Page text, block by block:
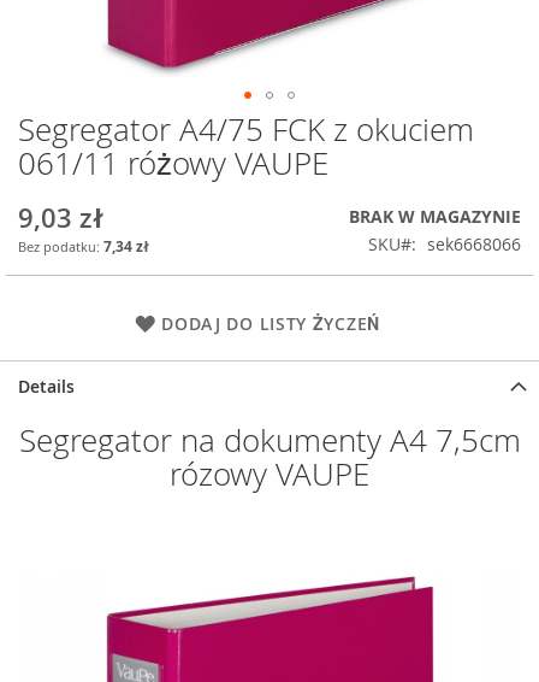
Przejdź
na
początek
Segregator A4/75 FCK z okuciem
061/11 różowy VAUPE
9,03 zł
7,34 zł
BRAK W MAGAZYNIE
SKU
sek6668066
DODAJ DO LISTY ŻYCZEŃ
Details
Segregator na dokumenty A4 7,5cm
rózowy VAUPE